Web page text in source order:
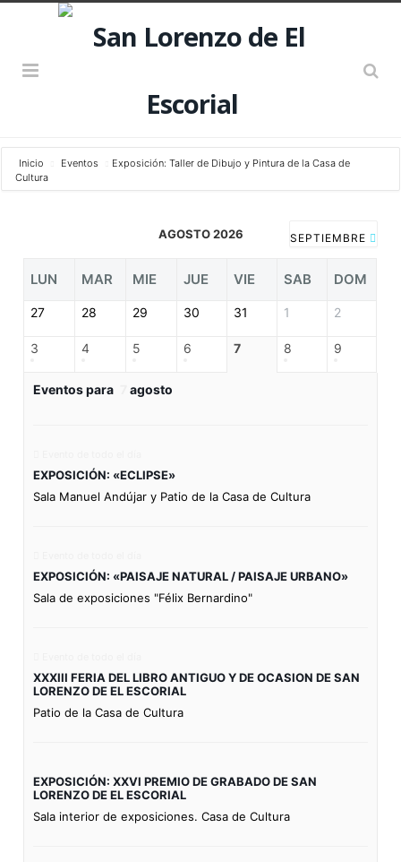
Inicio Eventos
Exposición: Taller de Dibujo y Pintura de la Casa de
Cultura
AGOSTO 2026 SEPTIEMBRE
LUN MAR MIE JUE VIE SAB DOM
27 28 29 30 31 1 2
3 4 5 6 7 8 9
Eventos para agosto
EXPOSICIÓN: «ECLIPSE»
Sala Manuel Andújar y Patio de la Casa de Cultura
EXPOSICIÓN: «PAISAJE NATURAL / PAISAJE URBANO»
Sala de exposiciones "Félix Bernardino"
XXXIII FERIA DEL LIBRO ANTIGUO Y DE OCASION DE SAN
LORENZO DE EL ESCORIAL
Patio de la Casa de Cultura
EXPOSICIÓN: XXVI PREMIO DE GRABADO DE SAN
LORENZO DE EL ESCORIAL
Sala interior de exposiciones. Casa de Cultura